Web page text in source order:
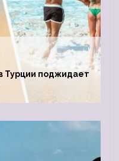
Турции поджидает